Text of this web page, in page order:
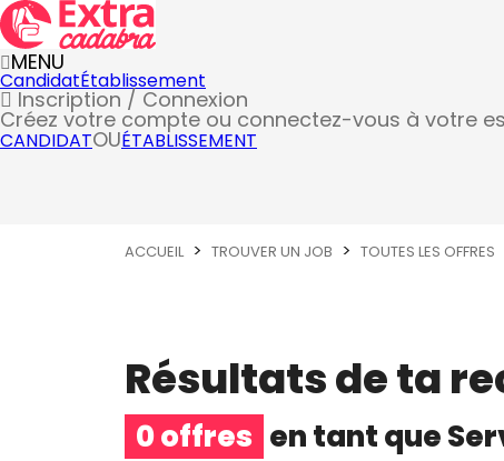
MENU
CandidatÉtablissement
Inscription / Connexion
Créez votre compte ou connectez-vous à votre
CANDIDATOUÉTABLISSEMENT
ACCUEIL TROUVER UN JOB TOUTES LES OFFRES
Résultats de ta
0 offres en tant que